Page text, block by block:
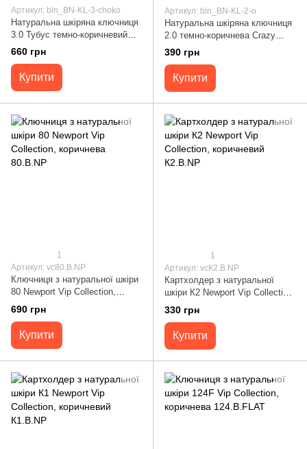
Артикул: bln_BN-KL-3-choko
Натуральна шкіряна ключниця
3.0 Тубус темно-коричневий
Blanknote BN-KL-3-choko
660 грн
Купити
Артикул: bln_BN-KL-2-o
Натуральна шкіряна ключниця
2.0 темно-коричнева Crazy
Horse Blanknote BN-KL-2-o
390 грн
Купити
1
Артикул: vc80.B.NP
Ключниця з натуральної шкіри
80 Newport Vip Collection,
коричнева 80.B.NP
690 грн
Купити
1
Артикул: vcК2.B.NP
Картхолдер з натуральної
шкіри К2 Newport Vip Collection,
коричневий К2.B.NP
330 грн
Купити